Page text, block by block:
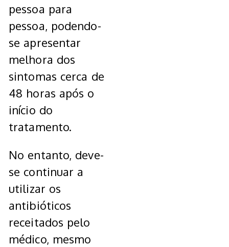
pessoa para
pessoa, podendo-
se apresentar
melhora dos
sintomas cerca de
48 horas após o
início do
tratamento.
No entanto, deve-
se continuar a
utilizar os
antibióticos
receitados pelo
médico, mesmo